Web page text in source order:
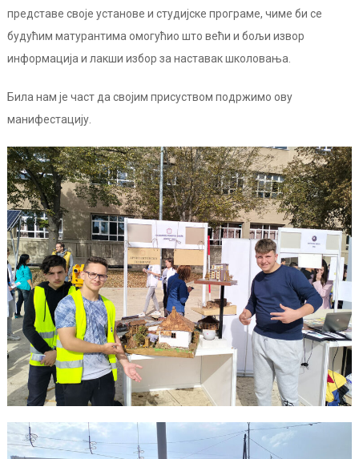
представе своје установе и студијске програме, чиме би се
будућим матурантима омогућио што већи и бољи извор
информација и лакши избор за наставак школовања.
Била нам је част да својим присуством подржимо ову
манифестацију.